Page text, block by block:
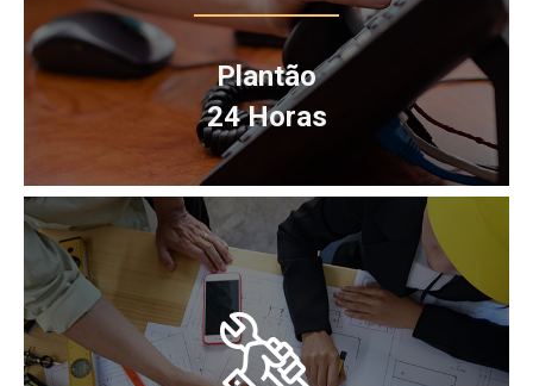
Plantão
24 Horas